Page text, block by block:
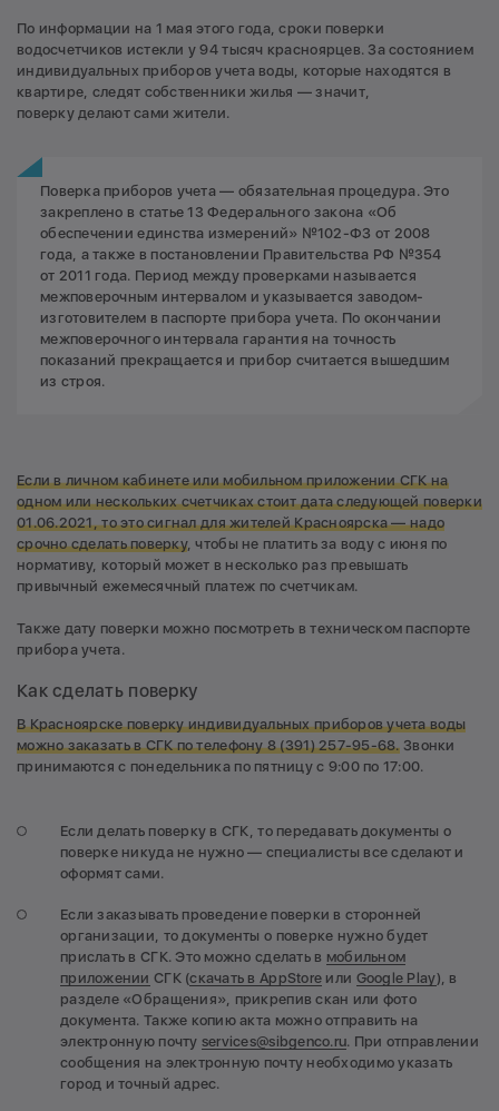
По информации на 1 мая этого года, сроки поверки
водосчетчиков истекли у 94 тысяч красноярцев. За состоянием
индивидуальных приборов учета воды, которые находятся в
квартире, следят собственники жилья — значит,
поверку делают сами жители.
Поверка приборов учета — обязательная процедура. Это
закреплено в статье 13 Федерального закона «Об
обеспечении единства измерений» №102-ФЗ от 2008
года, а также в постановлении Правительства РФ №354
от 2011 года. Период между проверками называется
межповерочным интервалом и указывается заводом-
изготовителем в паспорте прибора учета. По окончании
межповерочного интервала гарантия на точность
показаний прекращается и прибор считается вышедшим
из строя.
Если в личном кабинете или мобильном приложении СГК на
одном или нескольких счетчиках стоит дата следующей поверки
01.06.2021, то это сигнал для жителей Красноярска — надо
срочно сделать поверку, чтобы не платить за воду с июня по
нормативу, который может в несколько раз превышать
привычный ежемесячный платеж по счетчикам.
Также дату поверки можно посмотреть в техническом паспорте
прибора учета.
Как сделать поверку
В Красноярске поверку индивидуальных приборов учета воды
можно заказать в СГК по телефону 8 (391) 257-95-68.Звонки
принимаются с понедельника по пятницу с 9:00 по 17:00.
Если делать поверку в СГК, то передавать документы о
поверке никуда не нужно — специалисты все сделают и
оформят сами.
Если заказывать проведение поверки в сторонней
организации, то документы о поверке нужно будет
прислать в СГК. Это можно сделать в мобильном
приложении СГК (скачать в AppStore или Google Play), в
разделе «Обращения», прикрепив скан или фото
документа. Также копию акта можно отправить на
электронную почту services@sibgenco.ru. При отправлении
сообщения на электронную почту необходимо указать
город и точный адрес.